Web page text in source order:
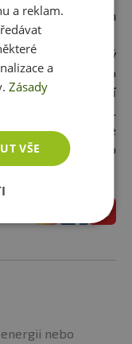
je protein
Clean
přírodní proteinový
z nativního
K ochucení
suroviny .
surovin jsme
je obohacen o
nebo
a reklam.
a
Zásady
VŠE